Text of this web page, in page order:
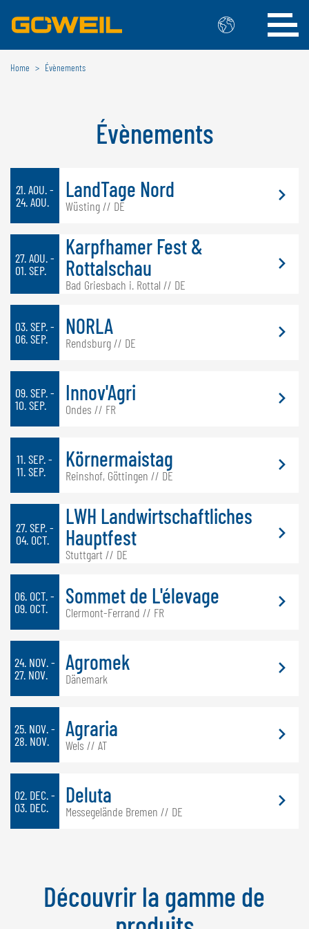
Choisissez votre langue/votre pays
INTERNATIONAL
ENGLISH
NEDERLANDS
POLSKI
BELGIQUE
GÖWEIL BNL
NEDERLANDS
FRANÇAIS
DEUTSCH
SUISSE
GÖWEIL Schweiz
FRANÇAIS
Home Évènements
Évènements
21. AOU. -
24. AOU.
LandTage Nord
Wüsting // DE
27. AOU. -
01. SEP.
Karpfhamer Fest &
Rottalschau
Bad Griesbach i. Rottal // DE
03. SEP. -
06. SEP.
NORLA
Rendsburg // DE
09. SEP. -
10. SEP.
Innov'Agri
Ondes // FR
11. SEP. -
11. SEP.
Körnermaistag
Reinshof, Göttingen // DE
27. SEP. -
04. OCT.
LWH Landwirtschaftliches
Hauptfest
Stuttgart // DE
06. OCT. -
09. OCT.
Sommet de L'élevage
Clermont-Ferrand // FR
24. NOV. -
27. NOV.
Agromek
Dänemark
25. NOV. -
28. NOV.
Agraria
Wels // AT
02. DEC. -
03. DEC.
Deluta
Messegelände Bremen // DE
Découvrir la gamme de